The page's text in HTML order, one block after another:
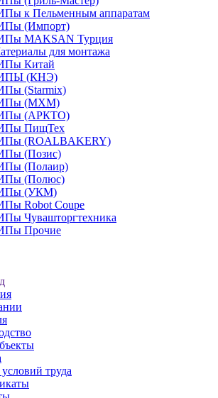
к Пельменным аппаратам
(Импорт)
MAKSAN Турция
для монтажа
Китай
(КНЭ)
(Starmix)
(МХМ)
(АРКТО)
ПищТех
(ROALBAKERY)
(Позис)
(Полаир)
(Полюс)
(УКМ)
Robot Coupe
Чувашторгтехника
Прочие
труда